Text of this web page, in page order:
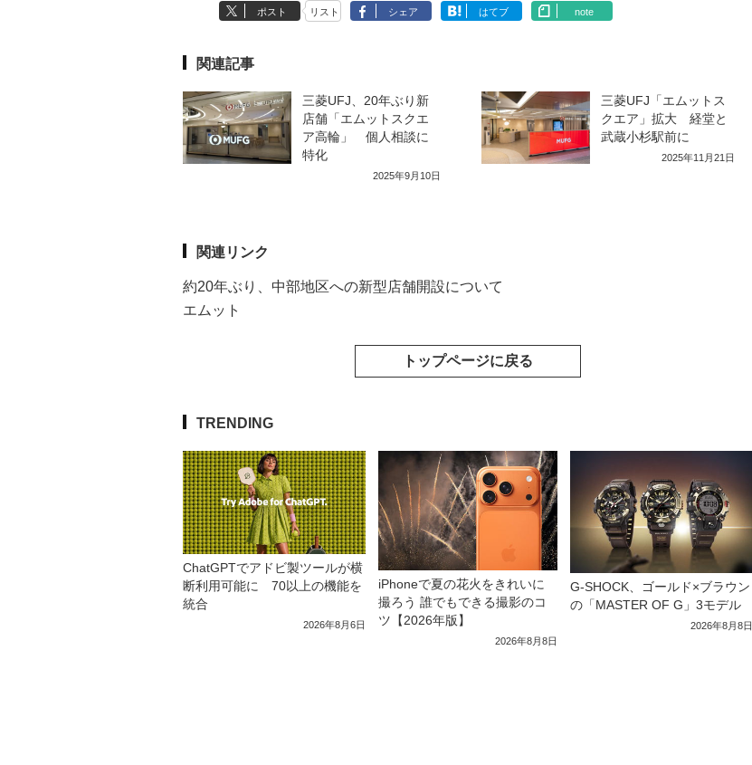
ポスト リスト シェア はてブ note
関連記事
三菱UFJ、20年ぶり新
店舗「エムットスクエ
ア高輪」 個人相談に
特化
2025年9月10日
三菱UFJ「エムットス
クエア」拡大 経堂と
武蔵小杉駅前に
2025年11月21日
関連リンク
約20年ぶり、中部地区への新型店舗開設について
エムット
トップページに戻る
TRENDING
ChatGPTでアドビ製ツールが横
断利用可能に 70以上の機能を
統合
2026年8月6日
iPhoneで夏の花火をきれいに
撮ろう 誰でもできる撮影のコ
ツ【2026年版】
2026年8月8日
G-SHOCK、ゴールド×ブラウン
の「MASTER OF G」3モデル
2026年8月8日